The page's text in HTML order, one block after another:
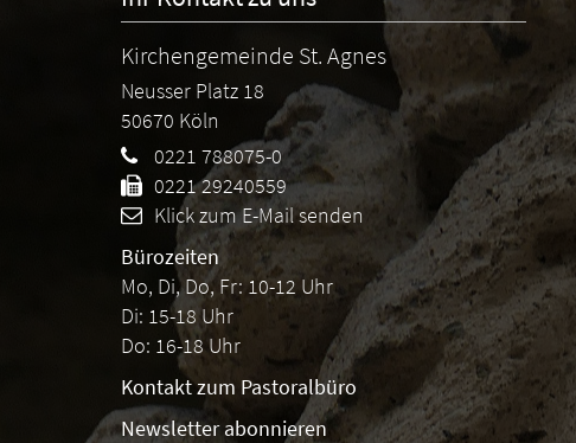
Kirchengemeinde St. Agnes
Neusser Platz 18
50670 Köln
0221 788075-0
0221 29240559
Klick zum E-Mail senden
Bürozeiten
Mo, Di, Do, Fr: 10-12 Uhr
Di: 15-18 Uhr
Do: 16-18 Uhr
Kontakt zum Pastoralbüro
Newsletter abonnieren